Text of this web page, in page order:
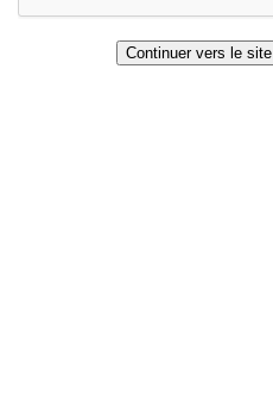
Continuer vers le site